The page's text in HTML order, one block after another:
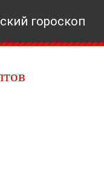
гороскоп